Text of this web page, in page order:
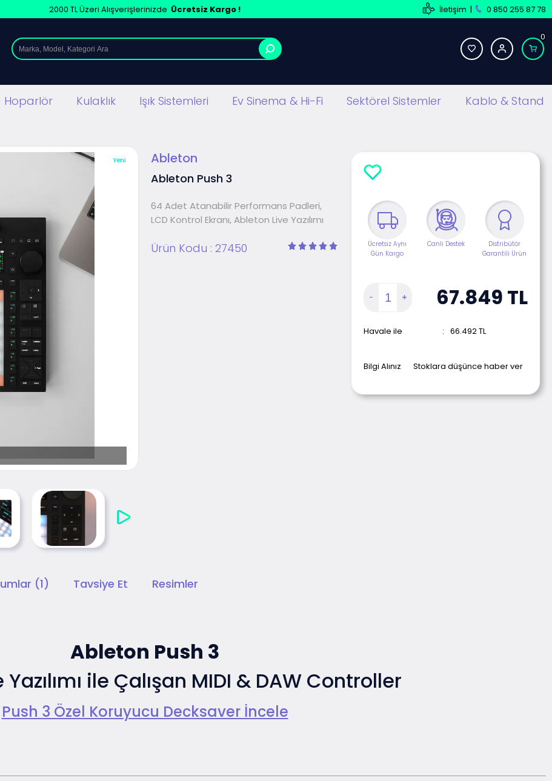
2000 TL Üzeri Alışverişlerinizde Ücretsiz Kargo ! İletişim | 0 850 255 87 78
0
Hoparlör Kulaklık Işık Sistemleri Ev Sinema & Hi-Fi Sektörel Sistemler Kablo & Stand
Yeni Ableton
Ableton Push 3
64 Adet Atanabilir Performans Padleri,
LCD Kontrol Ekranı, Ableton Live Yazılımı
Ürün Kodu : 27450
Ücretsiz Aynı
Gün Kargo
Canlı Destek
Distribütör
Garantili Ürün
67.849 TL
Havale ile : 66.492TL
Bilgi Alınız Stoklara düşünce haber ver
(1) Tavsiye Et Resimler
Ableton Push 3
ile Çalışan MIDI &DAW Controller
Push 3 Özel Koruyucu Decksaver İncele